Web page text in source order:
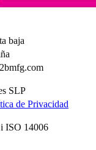
baja
SLP
de Privacidad
ISO 14006